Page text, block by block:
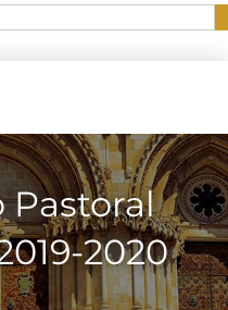
Pastoral
2020